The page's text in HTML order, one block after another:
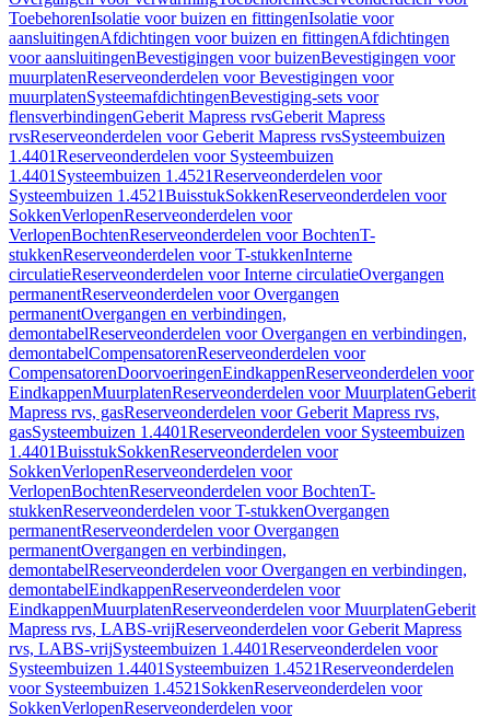
ToebehorenIsolatie voor buizen en fittingenIsolatie voor
aansluitingenAfdichtingen voor buizen en fittingenAfdichtingen
voor aansluitingenBevestigingen voor buizenBevestigingen voor
muurplatenReserveonderdelen voor Bevestigingen voor
muurplatenSysteemafdichtingenBevestiging-sets voor
flensverbindingenGeberit Mapress rvsGeberit Mapress
rvsReserveonderdelen voor Geberit Mapress rvsSysteembuizen
1.4401Reserveonderdelen voor Systeembuizen
1.4401 Systeembuizen 1.4521Reserveonderdelen voor
Systeembuizen 1.4521BuisstukSokkenReserveonderdelen voor
SokkenVerlopenReserveonderdelen voor
VerlopenBochtenReserveonderdelen voor BochtenT-
stukkenReserveonderdelen voor T-stukkenInterne
circulatieReserveonderdelen voor Interne circulatieOvergangen
permanentReserveonderdelen voor Overgangen
permanentOvergangen en verbindingen,
demontabelReserveonderdelen voor Overgangen en verbindingen,
demontabelCompensatorenReserveonderdelen voor
CompensatorenDoorvoeringenEindkappenReserveonderdelen voor
EindkappenMuurplatenReserveonderdelen voor MuurplatenGeberit
Mapress rvs, gasReserveonderdelen voor Geberit Mapress rvs,
gasSysteembuizen 1.4401Reserveonderdelen voor Systeembuizen
1.4401BuisstukSokkenReserveonderdelen voor
SokkenVerlopenReserveonderdelen voor
VerlopenBochtenReserveonderdelen voor BochtenT-
stukkenReserveonderdelen voor T-stukkenOvergangen
permanentReserveonderdelen voor Overgangen
permanentOvergangen en verbindingen,
demontabelReserveonderdelen voor Overgangen en verbindingen,
demontabelEindkappenReserveonderdelen voor
EindkappenMuurplatenReserveonderdelen voor MuurplatenGeberit
Mapress rvs, LABS-vrijReserveonderdelen voor Geberit Mapress
rvs, LABS-vrijSysteembuizen 1.4401Reserveonderdelen voor
Systeembuizen 1.4401 Systeembuizen 1.4521Reserveonderdelen
voor Systeembuizen 1.4521 SokkenReserveonderdelen voor
SokkenVerlopenReserveonderdelen voor